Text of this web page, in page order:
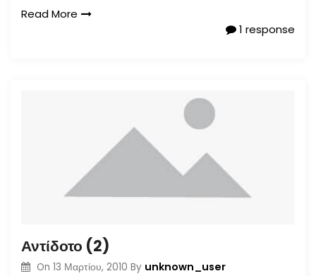
Read More
1 response
Αντίδοτο (2)
On 13 Μαρτίου, 2010 By unknown_user